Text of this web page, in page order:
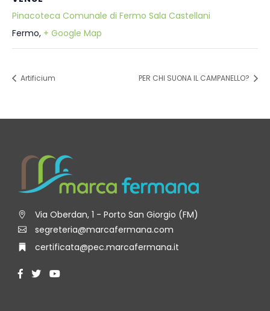
Pinacoteca Comunale di Fermo Sala Castellani
Fermo, + Google Map
Artificium PER CHI SUONA IL CAMPANELLO?
Via Oberdan, 1 - Porto San Giorgio (FM)
segreteria@marcafermana.com
certificata@pec.marcafermana.it